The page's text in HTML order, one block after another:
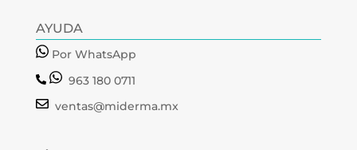
AYUDA
Por WhatsApp
963 180 0711
ventas@miderma.mx